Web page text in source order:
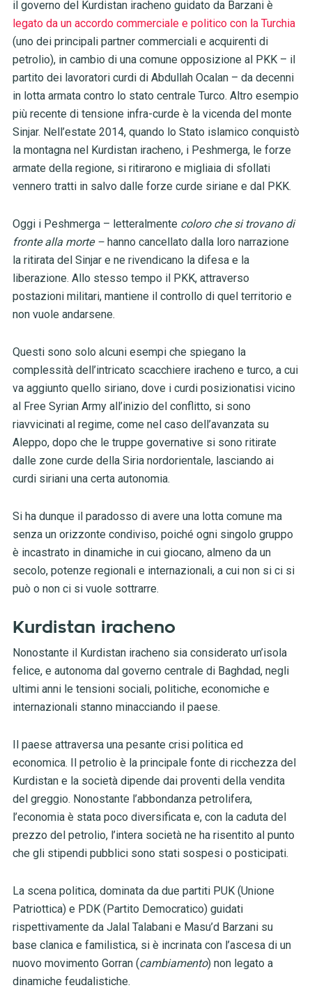
il governo del Kurdistan iracheno guidato da Barzani è
legato da un accordo commerciale e politico con la Turchia
(uno dei principali partner commerciali e acquirenti di
petrolio), in cambio di una comune opposizione al PKK – il
partito dei lavoratori curdi di Abdullah Ocalan – da decenni
in lotta armata contro lo stato centrale Turco. Altro esempio
più recente di tensione infra-curde è la vicenda del monte
Sinjar. Nell’estate 2014, quando lo Stato islamico conquistò
la montagna nel Kurdistan iracheno, i Peshmerga, le forze
armate della regione, si ritirarono e migliaia di sfollati
vennero tratti in salvo dalle forze curde siriane e dal PKK.
Oggi i Peshmerga – letteralmente coloro che si trovano di
fronte alla morte –hanno cancellato dalla loro narrazione
la ritirata del Sinjar e ne rivendicano la difesa e la
liberazione. Allo stesso tempo il PKK, attraverso
postazioni militari, mantiene il controllo di quel territorio e
non vuole andarsene.
Questi sono solo alcuni esempi che spiegano la
complessità dell’intricato scacchiere iracheno e turco, a cui
va aggiunto quello siriano, dove i curdi posizionatisi vicino
al Free Syrian Army all’inizio del conflitto, si sono
riavvicinati al regime, come nel caso dell’avanzata su
Aleppo, dopo che le truppe governative si sono ritirate
dalle zone curde della Siria nordorientale, lasciando ai
curdi siriani una certa autonomia.
Si ha dunque il paradosso di avere una lotta comune ma
senza un orizzonte condiviso, poiché ogni singolo gruppo
è incastrato in dinamiche in cui giocano, almeno da un
secolo, potenze regionali e internazionali, a cui non si ci si
può o non ci si vuole sottrarre.
Kurdistan iracheno
Nonostante il Kurdistan iracheno sia considerato un’isola
felice, e autonoma dal governo centrale di Baghdad, negli
ultimi anni le tensioni sociali, politiche, economiche e
internazionali stanno minacciando il paese.
Il paese attraversa una pesante crisi politica ed
economica. Il petrolio è la principale fonte di ricchezza del
Kurdistan e la società dipende dai proventi della vendita
del greggio. Nonostante l’abbondanza petrolifera,
l’economia è stata poco diversificata e, con la caduta del
prezzo del petrolio, l’intera società ne ha risentito al punto
che gli stipendi pubblici sono stati sospesi o posticipati.
La scena politica, dominata da due partiti PUK (Unione
Patriottica) e PDK (Partito Democratico) guidati
rispettivamente da Jalal Talabani e Masu’d Barzani su
base clanica e familistica, si è incrinata con l’ascesa di un
nuovo movimento Gorran (cambiamento) non legato a
dinamiche feudalistiche.